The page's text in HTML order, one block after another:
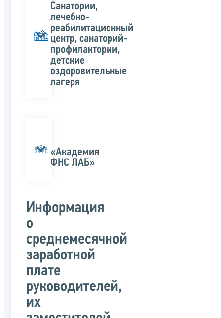
Санатории,
лечебно-
реабилитационный
центр, санаторий-
профилактории,
детские
оздоровительные
лагеря
«Академия
ФНС ЛАБ»
Информация
о
среднемесячной
заработной
плате
руководителей,
их